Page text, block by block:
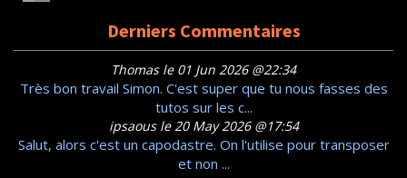
Derniers Commentaires
Thomas le 01 Jun 2026 @22:34
Très bon travail Simon. C'est super que tu nous fasses des
tutos sur les c...
ipsaous le 20 May 2026 @17:54
Salut, alors c'est un capodastre. On l'utilise pour transposer
et non ...